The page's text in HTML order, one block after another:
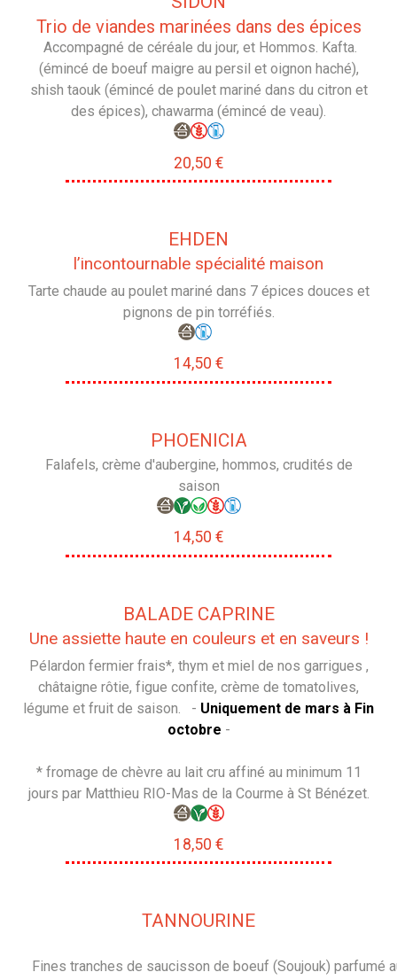
Trio de viandes marinées dans des épices
Accompagné de céréale du jour, et Hommos. Kafta.
(émincé de boeuf maigre au persil et oignon haché),
shish taouk (émincé de poulet mariné dans du citron et
des épices), chawarma (émincé de veau).
20,50 €
EHDEN
l’incontournable spécialité maison
Tarte chaude au poulet mariné dans 7 épices douces et
pignons de pin torréfiés.
14,50 €
PHOENICIA
Falafels, crème d'aubergine, hommos, crudités de
saison
14,50 €
BALADE CAPRINE
Une assiette haute en couleurs et en saveurs !
Pélardon fermier frais*, thym et miel de nos garrigues ,
châtaigne rôtie, figue confite, crème de tomatolives,
légume et fruit de saison. - Uniquement de mars à Fin
octobre -
* fromage de chèvre au lait cru affiné au minimum 11
jours par Matthieu RIO-Mas de la Courme à St Bénézet.
18,50 €
TANNOURINE
Fines tranches de saucisson de boeuf (Soujouk) parfumé